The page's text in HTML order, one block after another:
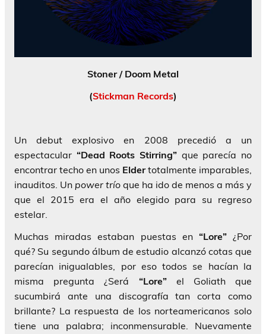
Stoner / Doom Metal
(Stickman Records)
Un debut explosivo en 2008 precedió a un
espectacular “Dead Roots Stirring” que parecía no
encontrar techo en unos Eldertotalmente imparables,
inauditos. Un power trío que ha ido de menos a más y
que el 2015 era el año elegido para su regreso
estelar.
Muchas miradas estaban puestas en “Lore”¿Por
qué? Su segundo álbum de estudio alcanzó cotas que
parecían inigualables, por eso todos se hacían la
misma pregunta ¿Será “Lore”el Goliath que
sucumbirá ante una discografía tan corta como
brillante? La respuesta de los norteamericanos solo
tiene una palabra; inconmensurable. Nuevamente